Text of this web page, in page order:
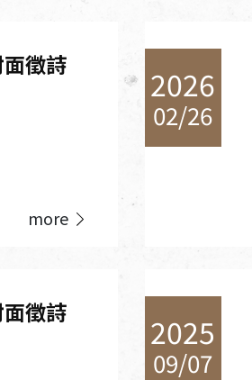
徵詩
more
2026
02/26
徵詩 2025
09/07